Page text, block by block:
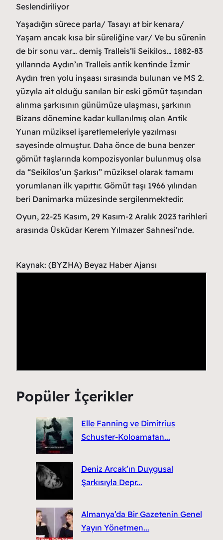
Seslendiriliyor
Yaşadığın sürece parla/ Tasayı at bir kenara/
Yaşam ancak kısa bir süreliğine var/ Ve bu sürenin
de bir sonu var… demiş Tralleis’li Seikilos… 1882-83
yıllarında Aydın’ın Tralleis antik kentinde İzmir
Aydın tren yolu inşaası sırasında bulunan ve MS 2.
yüzyıla ait olduğu sanılan bir eski gömüt taşından
alınma şarkısının günümüze ulaşması, şarkının
Bizans dönemine kadar kullanılmış olan Antik
Yunan müziksel işaretlemeleriyle yazılması
sayesinde olmuştur. Daha önce de buna benzer
gömüt taşlarında kompozisyonlar bulunmuş olsa
da “Seikilos’un Şarkısı” müziksel olarak tamamı
yorumlanan ilk yapıttır. Gömüt taşı 1966 yılından
beri Danimarka müzesinde sergilenmektedir.
Oyun, 22-25 Kasım, 29 Kasım-2 Aralık 2023 tarihleri
arasında Üsküdar Kerem Yılmazer Sahnesi’nde.
Kaynak: (BYZHA) Beyaz Haber Ajansı
Popüler İçerikler
Elle Fanning ve Dimitrius
Schuster-Koloamatan...
Deniz Arcak’ın Duygusal
Şarkısıyla Depr...
Almanya’da Bir Gazetenin Genel
Yayın Yönetmen...